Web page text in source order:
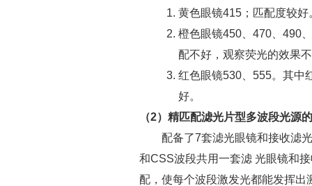
黄色眼镜415；匹配度较好
橙色眼镜450、470、490
配不好，观察荧光的效果
红色眼镜530、555。其中
好。
（2）精匹配滤光片型多波段光源
配备了7套滤光眼镜和接收滤光
和CSS波段共用一套滤 光眼镜和
配，使每个波段激发光都能发挥出